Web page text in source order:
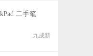
二手笔
九成新